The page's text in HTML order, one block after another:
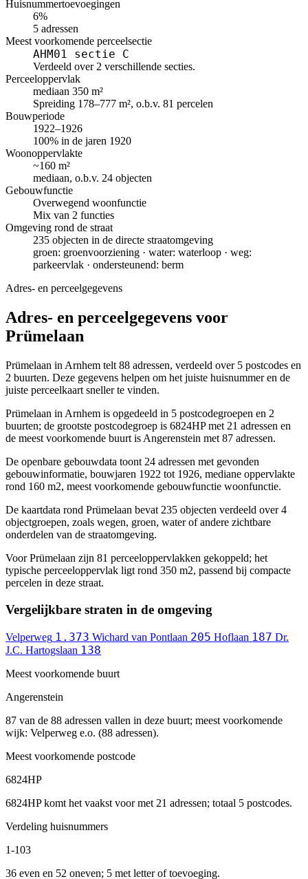
Huisnummertoevoegingen
6%
5 adressen
Meest voorkomende perceelsectie
AHM01 sectie C
Verdeeld over 2 verschillende secties.
Perceeloppervlak
mediaan 350 m²
Spreiding 178–777 m², o.b.v. 81 percelen
Bouwperiode
1922–1926
100% in de jaren 1920
Woonoppervlakte
~160 m²
mediaan, o.b.v. 24 objecten
Gebouwfunctie
Overwegend woonfunctie
Mix van 2 functies
Omgeving rond de straat
235 objecten in de directe straatomgeving
groen: groenvoorziening · water: waterloop · weg:
parkeervlak · ondersteunend: berm
Adres- en perceelgegevens
Adres- en perceelgegevens voor
Prümelaan
Prümelaan in Arnhem telt 88 adressen, verdeeld over 5 postcodes en
2 buurten. Deze gegevens helpen om het juiste huisnummer en de
juiste perceelkaart sneller te vinden.
Prümelaan in Arnhem is opgedeeld in 5 postcodegroepen en 2
buurten; de grootste postcodegroep is 6824HP met 21 adressen en
de meest voorkomende buurt is Angerenstein met 87 adressen.
De openbare gebouwdata toont 24 adressen met gevonden
gebouwinformatie, bouwjaren 1922 tot 1926, mediane oppervlakte
rond 160 m2, meest voorkomende gebouwfunctie woonfunctie.
De kaartdata rond Prümelaan bevat 235 objecten verdeeld over 4
objectgroepen, zoals wegen, groen, water of andere zichtbare
onderdelen van de straatomgeving.
Voor Prümelaan zijn 81 perceeloppervlakken gekoppeld; het
typische perceeloppervlak ligt rond 350 m2, passend bij compacte
percelen in deze straat.
Vergelijkbare straten in de omgeving
Velperweg 1.373 Wichard van Pontlaan 205 Hoflaan 187 Dr.
J.C. Hartogslaan 138
Meest voorkomende buurt
Angerenstein
87 van de 88 adressen vallen in deze buurt; meest voorkomende
wijk: Velperweg e.o. (88 adressen).
Meest voorkomende postcode
6824HP
6824HP komt het vaakst voor met 21 adressen; totaal 5 postcodes.
Verdeling huisnummers
1-103
36 even en 52 oneven; 5 met letter of toevoeging.